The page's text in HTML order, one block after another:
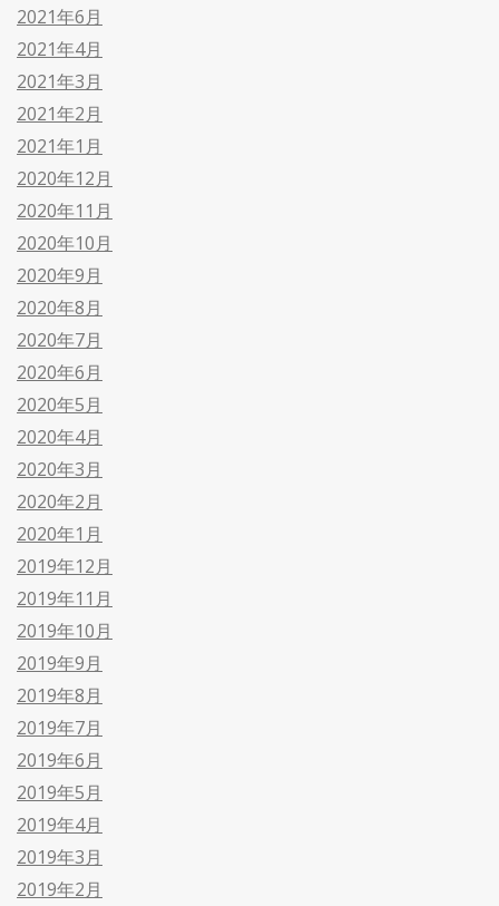
2021年6月
2021年4月
2021年3月
2021年2月
2021年1月
2020年12月
2020年11月
2020年10月
2020年9月
2020年8月
2020年7月
2020年6月
2020年5月
2020年4月
2020年3月
2020年2月
2020年1月
2019年12月
2019年11月
2019年10月
2019年9月
2019年8月
2019年7月
2019年6月
2019年5月
2019年4月
2019年3月
2019年2月